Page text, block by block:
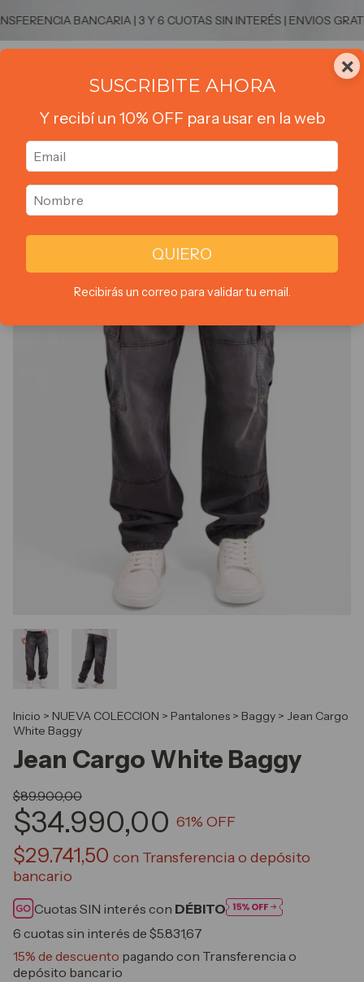
BANCARIA | 3 Y 6 CUOTAS SIN INTERÉS | ENVIOS GRATIS
0
1/2
Inicio > NUEVA COLECCION > Pantalones > Baggy > Jean Cargo
White Baggy
Jean Cargo White Baggy
$89.900,00
$34.990,00 61% OFF
$29.741,50 con Transferencia o depósito
bancario
Cuotas SIN interés con DÉBITO
6 cuotas sin interés de $5.831,67
15% de descuento pagando con Transferencia o
depósito bancario
×
SUSCRIBITE AHORA
Y recibí un 10% OFF para usar en la web
QUIERO
Recibirás un correo para validar tu email.